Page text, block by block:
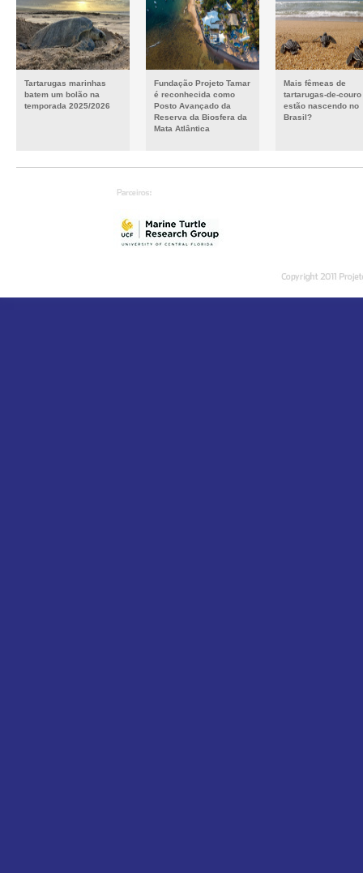
Tartarugas marinhas
batem um bolão na
temporada 2025/2026
Fundação Projeto Tamar
é reconhecida como
Posto Avançado da
Reserva da Biosfera da
Mata Atlântica
Mais fêmeas de
tartarugas-de-couro
estão nascendo no
Brasil?